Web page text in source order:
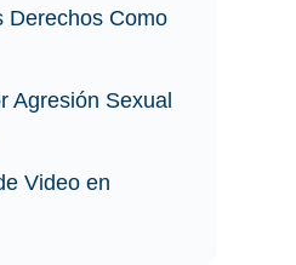
Derechos Como
Agresión Sexual
Video en